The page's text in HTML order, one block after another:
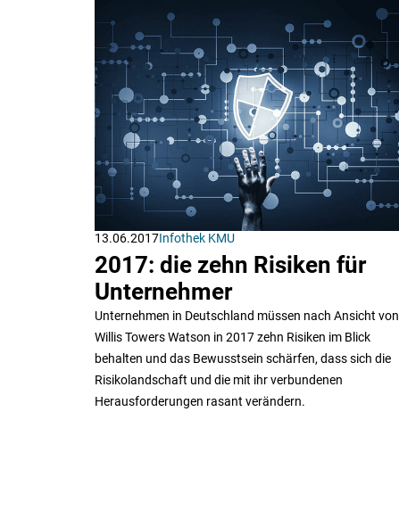
13.06.2017Infothek KMU
2017: die zehn Risiken für
Unternehmer
Unternehmen in Deutschland müssen nach Ansicht von
Willis Towers Watson in 2017 zehn Risiken im Blick
behalten und das Bewusstsein schärfen, dass sich die
Risikolandschaft und die mit ihr verbundenen
Herausforderungen rasant verändern.